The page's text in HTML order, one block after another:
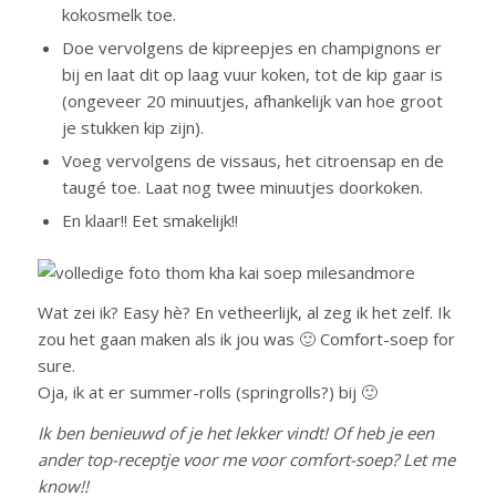
kokosmelk toe.
Doe vervolgens de kipreepjes en champignons er
bij en laat dit op laag vuur koken, tot de kip gaar is
(ongeveer 20 minuutjes, afhankelijk van hoe groot
je stukken kip zijn).
Voeg vervolgens de vissaus, het citroensap en de
taugé toe. Laat nog twee minuutjes doorkoken.
En klaar!! Eet smakelijk!!
Wat zei ik? Easy hè? En vetheerlijk, al zeg ik het zelf. Ik
zou het gaan maken als ik jou was 🙂 Comfort-soep for
sure.
Oja, ik at er summer-rolls (springrolls?) bij 🙂
Ik ben benieuwd of je het lekker vindt! Of heb je een
ander top-receptje voor me voor comfort-soep? Let me
know!!